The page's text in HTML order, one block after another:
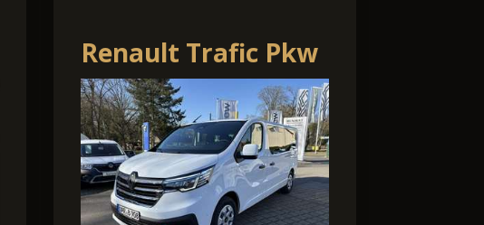
Renault Trafic Pkw
Grand Evolution
Blue dCi 170 EDC
MY24